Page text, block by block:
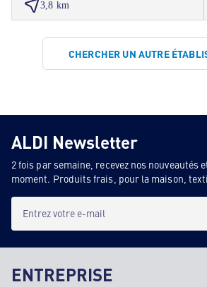
3,8 km
CHERCHER UN AUTRE
ALDI Newsletter
2 fois par semaine, recevez nos nouveautés
moment. Produits frais, pour la maison,
Entrez votre e-mail
ENTREPRISE